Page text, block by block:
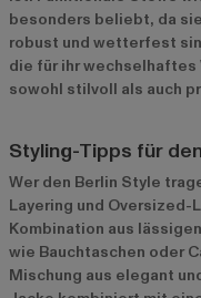
besonders beliebt, da
robust und wetterfest
die für ihr
sowohl stilvoll als auch
Styling-Tipps für
Wer den Berlin Style
Layering und Oversized-
Kombination aus
wie Bauchtaschen oder
Mischung aus elegant